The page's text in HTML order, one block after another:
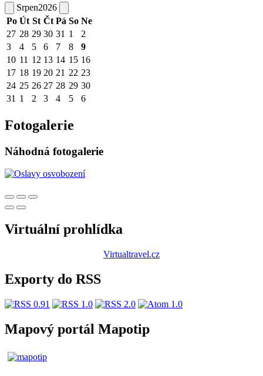
Srpen2026
Po Út St Čt Pá So Ne
27 28 29 30 31 1
2
3
4 5 6 7 8
9
10 11 12 13 14 15 16
17 18 19 20 21 22 23
24 25 26 27 28 29 30
31 1 2 3 4 5 6
Fotogalerie
Náhodná fotogalerie
Virtuální prohlídka
Virtualtravel.cz
Exporty do RSS
Mapový portál Mapotip